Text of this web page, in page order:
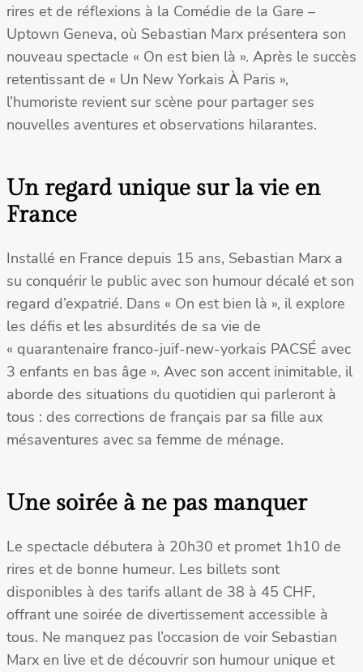
rires et de réflexions à la Comédie de la Gare –
Uptown Geneva, où Sebastian Marx présentera son
nouveau spectacle « On est bien là ». Après le succès
retentissant de « Un New Yorkais À Paris »,
l’humoriste revient sur scène pour partager ses
nouvelles aventures et observations hilarantes.
Un regard unique sur la vie en
France
Installé en France depuis 15 ans, Sebastian Marx a
su conquérir le public avec son humour décalé et son
regard d’expatrié. Dans « On est bien là », il explore
les défis et les absurdités de sa vie de
« quarantenaire franco-juif-new-yorkais PACSÉ avec
3 enfants en bas âge ». Avec son accent inimitable, il
aborde des situations du quotidien qui parleront à
tous : des corrections de français par sa fille aux
mésaventures avec sa femme de ménage.
Une soirée à ne pas manquer
Le spectacle débutera à 20h30 et promet 1h10 de
rires et de bonne humeur. Les billets sont
disponibles à des tarifs allant de 38 à 45 CHF,
offrant une soirée de divertissement accessible à
tous. Ne manquez pas l’occasion de voir Sebastian
Marx en live et de découvrir son humour unique et